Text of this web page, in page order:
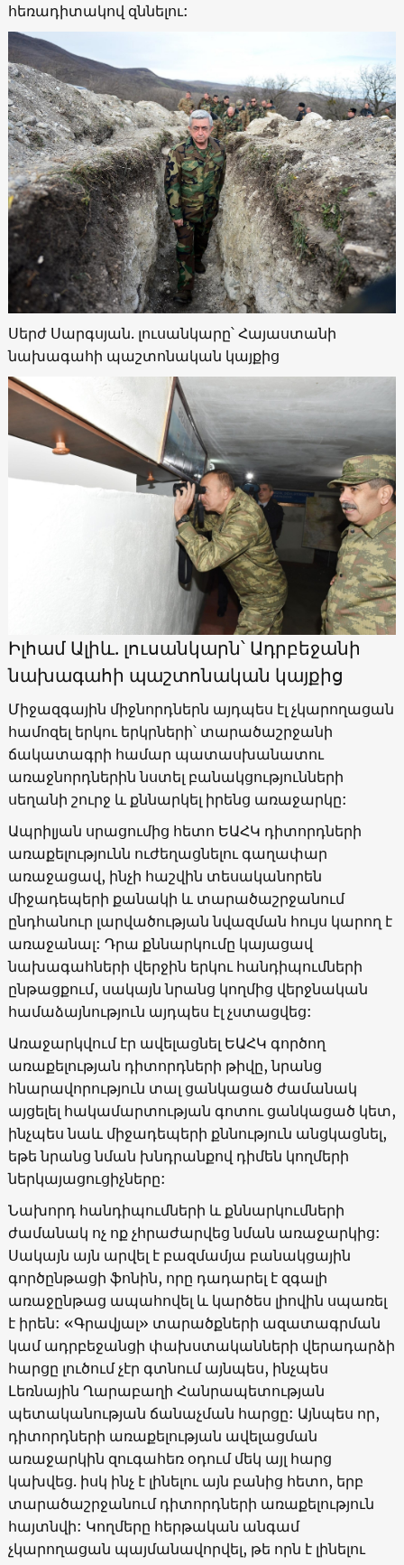
հեռադիտակով զննելու:
Սերժ Սարգսյան. լուսանկարը՝ Հայաստանի
նախագահի պաշտոնական կայքից
Իլհամ Ալիև. լուսանկարն՝ Ադրբեջանի
նախագահի պաշտոնական կայքից
Միջազգային միջնորդներն այդպես էլ չկարողացան
համոզել երկու երկրների՝ տարածաշրջանի
ճակատագրի համար պատասխանատու
առաջնորդներին նստել բանակցությունների
սեղանի շուրջ և քննարկել իրենց առաջարկը:
Ապրիլյան սրացումից հետո ԵԱՀԿ դիտորդների
առաքելությունն ուժեղացնելու գաղափար
առաջացավ, ինչի հաշվին տեսականորեն
միջադեպերի քանակի և տարածաշրջանում
ընդհանուր լարվածության նվազման հույս կարող է
առաջանալ: Դրա քննարկումը կայացավ
նախագահների վերջին երկու հանդիպումների
ընթացքում, սակայն նրանց կողմից վերջնական
համաձայնություն այդպես էլ չստացվեց:
Առաջարկվում էր ավելացնել ԵԱՀԿ գործող
առաքելության դիտորդների թիվը, նրանց
հնարավորություն տալ ցանկացած ժամանակ
այցելել հակամարտության գոտու ցանկացած կետ,
ինչպես նաև միջադեպերի քննություն անցկացնել,
եթե նրանց նման խնդրանքով դիմեն կողմերի
ներկայացուցիչները:
Նախորդ հանդիպումների և քննարկումների
ժամանակ ոչ ոք չհրաժարվեց նման առաջարկից:
Սակայն այն արվել է բազմամյա բանակցային
գործընթացի ֆոնին, որը դադարել է զգալի
առաջընթաց ապահովել և կարծես լիովին սպառել
է իրեն: «Գրավյալ» տարածքների ազատագրման
կամ ադրբեջանցի փախստականների վերադարձի
հարցը լուծում չէր գտնում այնպես, ինչպես
Լեռնային Ղարաբաղի Հանրապետության
պետականության ճանաչման հարցը: Այնպես որ,
դիտորդների առաքելության ավելացման
առաջարկին զուգահեռ օդում մեկ այլ հարց
կախվեց. իսկ ինչ է լինելու այն բանից հետո, երբ
տարածաշրջանում դիտորդների առաքելություն
հայտնվի: Կողմերը հերթական անգամ
չկարողացան պայմանավորվել, թե որն է լինելու